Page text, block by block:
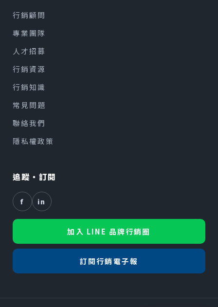
行銷顧問
專業團隊
人才招募
行銷資源
行銷知識
常見問題
聯絡我們
隱私權政策
追蹤・訂閱
f in
加入 LINE 品牌行銷圈
訂閱行銷電子報